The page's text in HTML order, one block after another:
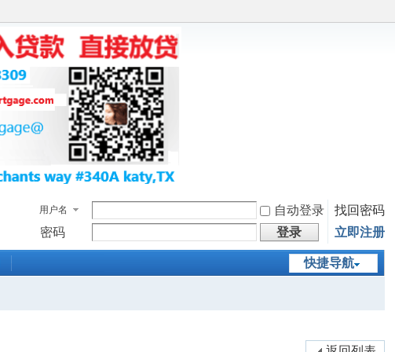
用户名 自动登录
找回密码
密码
登录 立即注册
快捷导航